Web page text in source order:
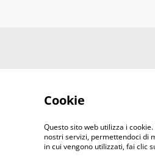
©2026il fiocco
Cookie
Questo sito web utilizza i
nostri servizi, permettendoci di
in cui vengono utilizzati, fai clic